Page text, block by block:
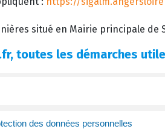
situé en Mairie principale de
toutes les démarches
des données personnelles